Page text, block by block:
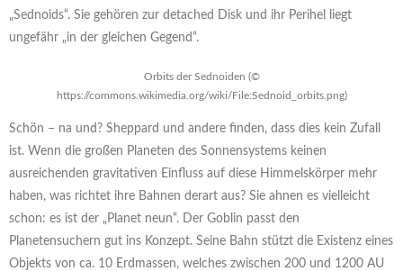
„Sednoids“. Sie gehören zur detached Disk und ihr Perihel liegt
ungefähr „in der gleichen Gegend“.
Orbits der Sednoiden (©
https://commons.wikimedia.org/wiki/File:Sednoid_orbits.png)
Schön – na und? Sheppard und andere finden, dass dies kein Zufall
ist. Wenn die großen Planeten des Sonnensystems keinen
ausreichenden gravitativen Einfluss auf diese Himmelskörper mehr
haben, was richtet ihre Bahnen derart aus? Sie ahnen es vielleicht
schon: es ist der „Planet neun“. Der Goblin passt den
Planetensuchern gut ins Konzept. Seine Bahn stützt die Existenz eines
Objekts von ca. 10 Erdmassen, welches zwischen 200 und 1200 AU